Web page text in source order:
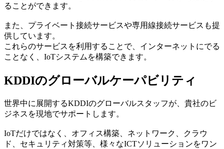
ることができます。
また、プライベート接続サービスや専用線接続サービスも提
供しています。
これらのサービスを利用することで、インターネットにでる
ことなく、IoTシステムを構築できます。
KDDIのグローバルケーパビリティ
世界中に展開するKDDIのグローバルスタッフが、貴社のビ
ジネスを現地でサポートします。
IoTだけではなく、オフィス構築、ネットワーク、クラウ
ド、セキュリティ対策等、様々なICTソリューションをワン